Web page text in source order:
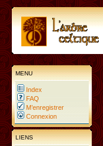
MENU
Index
FAQ
M’enregistrer
Connexion
LIENS